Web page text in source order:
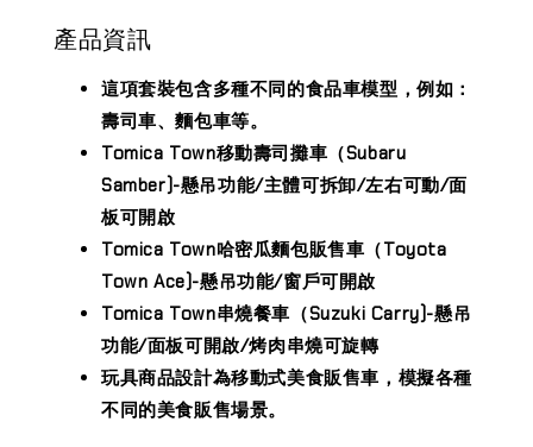
產品資訊
這項套裝包含多種不同的食品車模型，例如：
壽司車、麵包車等。
Tomica Town移動壽司攤車（Subaru
Samber)-懸吊功能/主體可拆卸/左右可動/面
板可開啟
Tomica Town哈密瓜麵包販售車（Toyota
Town Ace)-懸吊功能/窗戶可開啟
Tomica Town串燒餐車（Suzuki Carry)-懸吊
功能/面板可開啟/烤肉串燒可旋轉
玩具商品設計為移動式美食販售車，模擬各種
不同的美食販售場景。